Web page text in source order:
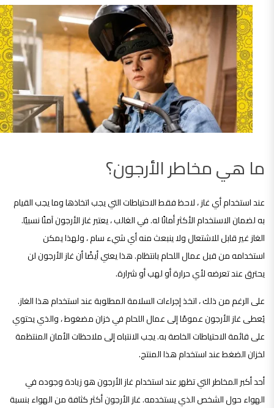
ما هي مخاطر الأرجون؟
عند استخدام أي غاز ، لاحظ فقط الاحتياطات التي يجب اتخاذها وما يجب القيام
به لضمان الاستخدام الأكثر أمانًا له. في الغالب ، يعتبر غاز الأرجون آمنًا نسبيًا.
الغاز غير قابل للاشتعال ولا ينبعث منه أي شيء سام ، ولهذا يمكن
استخدامه من قبل عمال اللحام بانتظام. هذا يعني أيضًا أن غاز الأرجون لن
يحترق عند تعرضه لأي حرارة أو لهب أو شرارة.
على الرغم من ذلك ، اتخذ إجراءات السلامة المطلوبة عند استخدام هذا الغاز.
يُعطى غاز الأرجون عمومًا إلى عمال اللحام في خزان مضغوط ، والذي يحتوي
على قائمة الاحتياطات الخاصة به. يجب الانتباه إلى ملاحظات الأمان المنتظمة
لخزان الضغط عند استخدام هذا المنتج.
أحد أكبر المخاطر التي تظهر عند استخدام غاز الأرجون هو زيادة وجوده في
الهواء حول الشخص الذي يستخدمه. غاز الأرجون أكثر كثافة من الهواء بنسبة